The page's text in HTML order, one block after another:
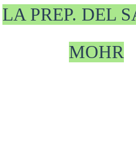
LA PREP. DEL
MOHR